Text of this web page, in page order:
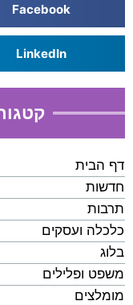
Facebook
LinkedIn
דף הבית
חדשות
תרבות
כלכלה ועסקים
בלוג
משפט ופלילים
מומלצים